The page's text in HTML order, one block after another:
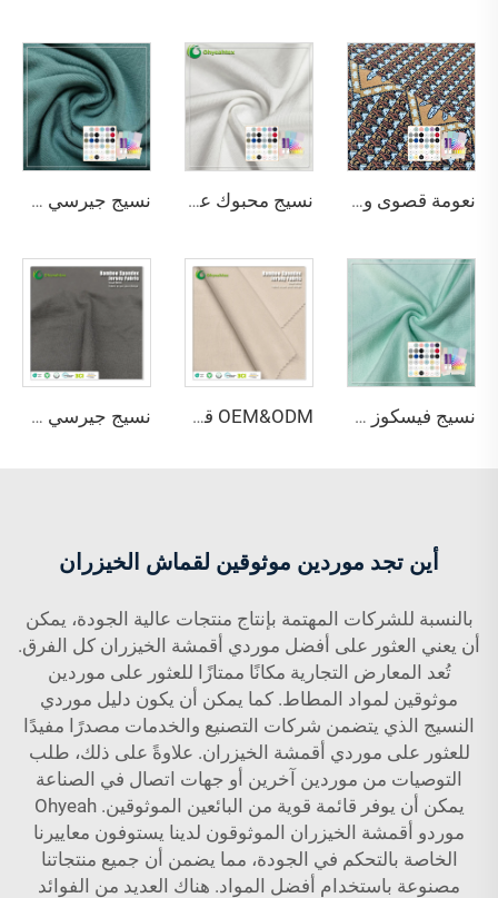
نعومة قصوى وملمس فاخر، قماش مطبوع بوزن 290 جم/م² مكوّن من 65٪ بامبو و27٪ قطن عضوي و8٪ سباندكس، مناسب للتيشيرتات نسيج محبوك عضوي مرن ذو ملمس رائع مكوّن من 45٪ خيزران و20٪ سياسيل و29٪ سورونا و6٪ سباندكس، نسيج صديق للبيئة 2023 للاستخدام في الملابس الرياضية وتيشيرتات نسيج جيرسي من البامبو العضوي القطني المطاطي بلون النعناع الأخضر 220 جم/م² مع خصائص مضادة للبكتيريا وصديقة للبيئة للاستخدام في الملابس والملابس الرياضية
نسيج فيسكوز صديق للبيئة مكون من 67٪ خيزران و28٪ قنب و5٪ سباندكس، نسيج تنفّس مضاد للبكتيريا ويمتص الرطوبة للاستخدام في الملابس الداخلية والملابس الرياضية OEM&ODM قماش جيرسي صديق للبيئة من ألياف الخيزران 100٪، مقاوم للبكتيريا، ويمتص الرطوبة، وذو خصائص تنفس عالية مناسب للملابس والنسيج الجاهز نسيج جيرسي واحد معتمد من Oeko-Tex مكون من 69% بامبو و31% سورونا، مقاوم للبكتيريا وخفيف الوزن، لملابس النساء والأطفال
أين تجد موردين موثوقين لقماش الخيزران
بالنسبة للشركات المهتمة بإنتاج منتجات عالية الجودة، يمكن
أن يعني العثور على أفضل موردي أقمشة الخيزران كل الفرق.
تُعد المعارض التجارية مكانًا ممتازًا للعثور على موردين
موثوقين لمواد المطاط. كما يمكن أن يكون دليل موردي
النسيج الذي يتضمن شركات التصنيع والخدمات مصدرًا مفيدًا
للعثور على موردي أقمشة الخيزران. علاوةً على ذلك، طلب
التوصيات من موردين آخرين أو جهات اتصال في الصناعة
يمكن أن يوفر قائمة قوية من البائعين الموثوقين. Ohyeah
موردو أقمشة الخيزران الموثوقون لدينا يستوفون معاييرنا
الخاصة بالتحكم في الجودة، مما يضمن أن جميع منتجاتنا
مصنوعة باستخدام أفضل المواد. هناك العديد من الفوائد